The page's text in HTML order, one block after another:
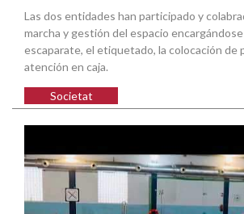
Las dos entidades han participado y
marcha y gestión del espacio
escaparate, el etiquetado, la colocación de
atención en caja.
Societat